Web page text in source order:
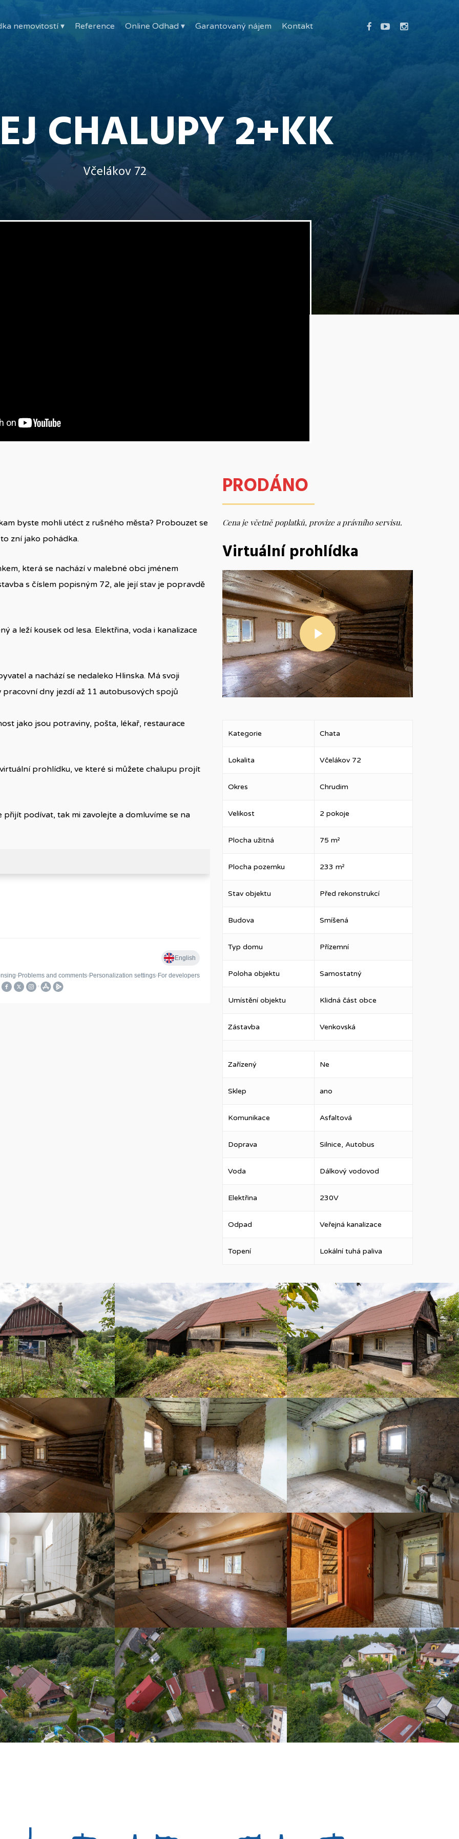
nemovitostí ▾ Reference Online Odhad ▾ Garantovaný nájem Kontakt facebookyoutubeinstagram
CHALUPY 2+KK
Včelákov 72
byste mohli utéct z rušného města? Probouzet se
zní jako pohádka.
která se nachází v malebné obci jménem
s číslem popisným 72, ale její stav je popravdě
a leží kousek od lesa. Elektřina, voda i kanalizace
a nachází se nedaleko Hlinska. Má svoji
pracovní dny jezdí až 11 autobusových spojů
jako jsou potraviny, pošta, lékař, restaurace
prohlídku, ve které si můžete chalupu projít
podívat, tak mi zavolejte a domluvíme se na
PRODÁNO
Cena je včetně poplatků, provize a právního servisu.
Virtuální prohlídka
Play Video
Kategorie Chata
Lokalita Včelákov 72
Okres Chrudim
Velikost 2 pokoje
Plocha užitná 75 m²
Plocha pozemku 233 m²
Stav objektu Před rekonstrukcí
Budova Smíšená
Typ domu Přízemní
Poloha objektu Samostatný
Umístění objektu Klidná část obce
Zástavba Venkovská
Zařízený Ne
Sklep ano
Komunikace Asfaltová
Doprava Silnice, Autobus
Voda Dálkový vodovod
Elektřina 230V
Odpad Veřejná kanalizace
Topení Lokální tuhá paliva
DSC07592 DSC07590
DSC07586 DSC07587
DSC07580 DSC07584
DJI_0069 DJI_0070